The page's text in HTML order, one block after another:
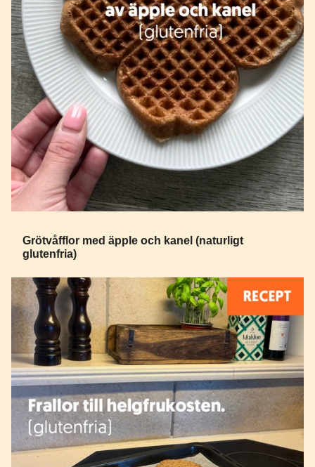
Grötvåfflor med äpple och kanel (naturligt
glutenfria)